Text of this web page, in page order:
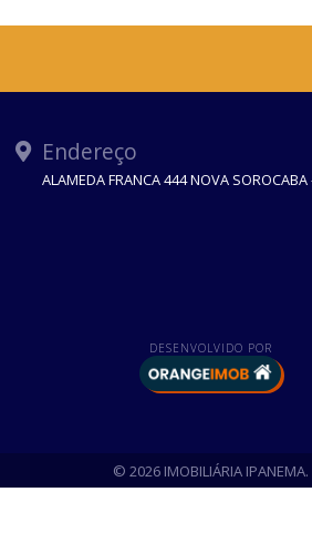
Endereço
ALAMEDA FRANCA 444 NOVA
DESENVOLVIDO POR
© 2026 IMOBILIÁRIA IPANEMA.